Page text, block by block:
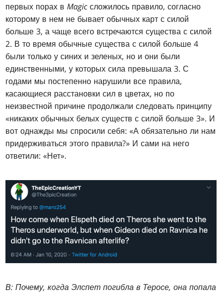
первых порах вMagicсложилось правило, согласно
которому в нем не бывает обычных карт с силой
больше 3, а чаще всего встречаются существа с силой
2. В то время обычные существа с силой больше 4
были только у синих и зеленых, но и они были
единственными, у которых сила превышала 3. С
годами мы постепенно нарушили все правила,
касающиеся расстановки сил в цветах, но по
неизвестной причине продолжали следовать принципу
«никаких обычных белых существ с силой больше 3». И
вот однажды мы спросили себя: «А обязательно ли нам
придерживаться этого правила?» И сами на него
ответили: «Нет».
В: Почему, когда Элспет погибла в Теросе, она попала